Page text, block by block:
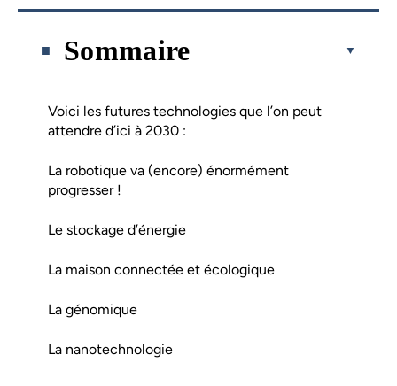
Sommaire
Voici les futures technologies que l’on peut
attendre d’ici à 2030 :
La robotique va (encore) énormément
progresser !
Le stockage d’énergie
La maison connectée et écologique
La génomique
La nanotechnologie